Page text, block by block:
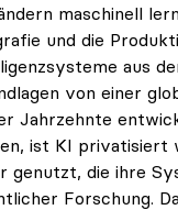
maschinell
und die
aus
von einer
Jahrzehnte
ist KI privatisiert
die ihre
Forschung.